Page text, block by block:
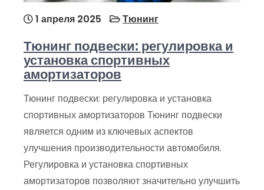
1 апреля 2025 Тюнинг
Тюнинг подвески: регулировка и
установка спортивных
амортизаторов
Тюнинг подвески: регулировка и установка
спортивных амортизаторов Тюнинг подвески
является одним из ключевых аспектов
улучшения производительности автомобиля.
Регулировка и установка спортивных
амортизаторов позволяют значительно улучшить